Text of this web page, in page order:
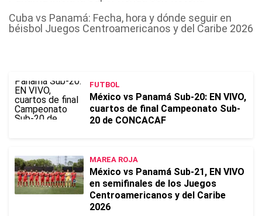
Cuba vs Panamá: Fecha, hora y dónde seguir en
béisbol Juegos Centroamericanos y del Caribe 2026
FUTBOL
México vs Panamá Sub-20: EN VIVO,
cuartos de final Campeonato Sub-
20 de CONCACAF
MAREA ROJA
México vs Panamá Sub-21, EN VIVO
en semifinales de los Juegos
Centroamericanos y del Caribe
2026